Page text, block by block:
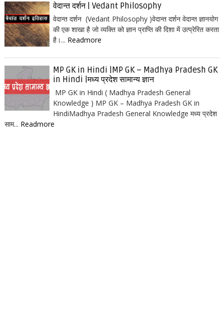
वेदान्त दर्शन | Vedant Philosophy
वेदान्त दर्शन (Vedant Philosophy )वेदान्त दर्शन वेदान्त ज्ञानयोग
की एक शाखा है जो व्यक्ति को ज्ञान प्राप्ति की दिशा में उत्प्रेरित करता
है।... Readmore
MP GK in Hindi |MP GK – Madhya Pradesh GK
in Hindi |मध्य प्रदेश सामान्य ज्ञान
MP GK in Hindi ( Madhya Pradesh General
Knowledge ) MP GK – Madhya Pradesh GK in
HindiMadhya Pradesh General Knowledge मध्य प्रदेश
साम... Readmore